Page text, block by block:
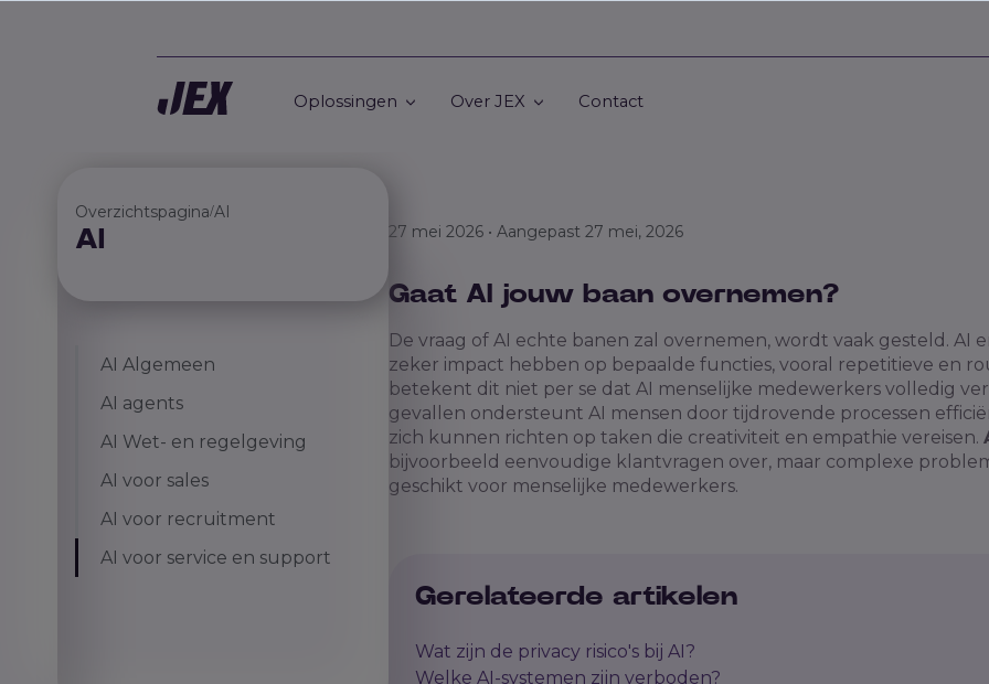
Oplossingen Over JEX Contact
Overzichtspagina/AI
AI
AI Algemeen
AI agents
AI Wet- en regelgeving
AI voor sales
AI voor recruitment
AI voor service en support
27 mei 2026 • Aangepast 27 mei, 2026
Gaat AI jouw baan overnemen?
De vraag of AI echte banen zal overnemen, wordt vaak gesteld. AI
zeker impact hebben op bepaalde functies, vooral repetitieve en
betekent dit niet per se dat AI menselijke medewerkers volledig
gevallen ondersteunt AI mensen door tijdrovende processen
zich kunnen richten op taken die creativiteit en empathie vereisen.
bijvoorbeeld eenvoudige klantvragen over, maar complexe
geschikt voor menselijke medewerkers.
Gerelateerde artikelen
Wat zijn de privacy risico's bij AI?
Welke AI-systemen zijn verboden?